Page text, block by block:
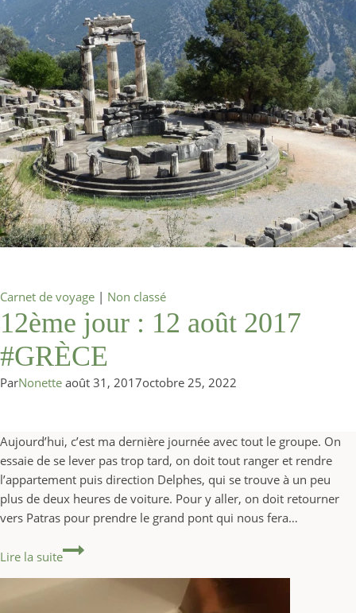
Carnet de voyage | Non classé
12ème jour : 12 août 2017
#GRÈCE
ParNonette août 31, 2017octobre 25, 2022
Aujourd’hui, c’est ma dernière journée avec tout le groupe. On
essaie de se lever pas trop tard, on doit tout ranger et rendre
l’appartement puis direction Delphes, qui se trouve à un peu
plus de deux heures de voiture. Pour y aller, on doit retourner
vers Patras pour prendre le grand pont qui nous fera…
Lire la suite
12ème jour : 12 août 2017 #GRÈCE